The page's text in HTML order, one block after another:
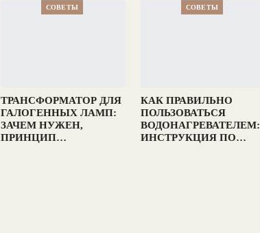
СОВЕТЫ
ТРАНСФОРМАТОР ДЛЯ
ГАЛОГЕННЫХ ЛАМП:
ЗАЧЕМ НУЖЕН,
ПРИНЦИП…
СОВЕТЫ
КАК ПРАВИЛЬНО
ПОЛЬЗОВАТЬСЯ
ВОДОНАГРЕВАТЕЛЕМ:
ИНСТРУКЦИЯ ПО…